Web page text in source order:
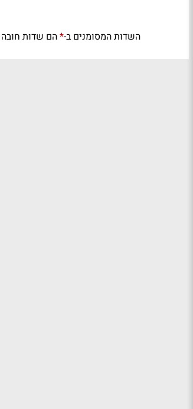
השדות המסומנים ב-*הם שדות חובה